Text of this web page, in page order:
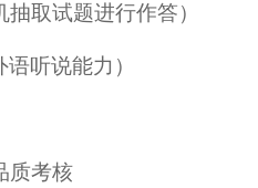
取试题进行作答）
听说能力）
质考核